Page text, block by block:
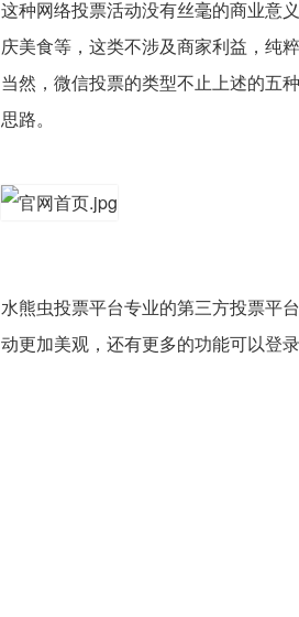
这种网络投票活动没有丝毫的商业意
庆美食等，这类不涉及商家利益，纯
当然，微信投票的类型不止上述的五
思路。
水熊虫投票平台专业的第三方投票平台
动更加美观，还有更多的功能可以登录